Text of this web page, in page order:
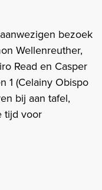
bezoek
Wellenreuther,
Read en Casper
1 (Celainy Obispo
bij aan tafel,
tijd voor